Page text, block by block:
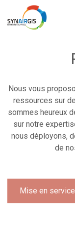
Nous vous
ressources sur
sommes heureux
sur notre
nous déployons,
de
Mise en service